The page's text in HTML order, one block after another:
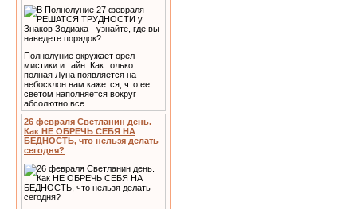
Полнолуние окружает орел
мистики и тайн. Как только
полная Луна появляется на
небосклон нам кажется, что ее
светом наполняется вокруг
абсолютно все.
26 февраля Светланин день.
Как НЕ ОБРЕЧЬ СЕБЯ НА
БЕДНОСТЬ, что нельзя делать
сегодня?